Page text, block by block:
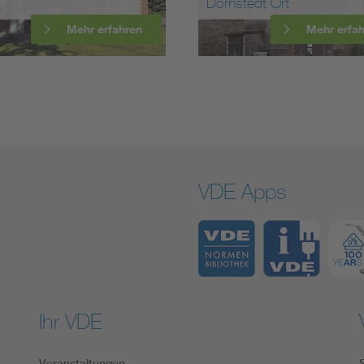
Mehr erfahren Mehr
VDE Apps
Ihr VDE